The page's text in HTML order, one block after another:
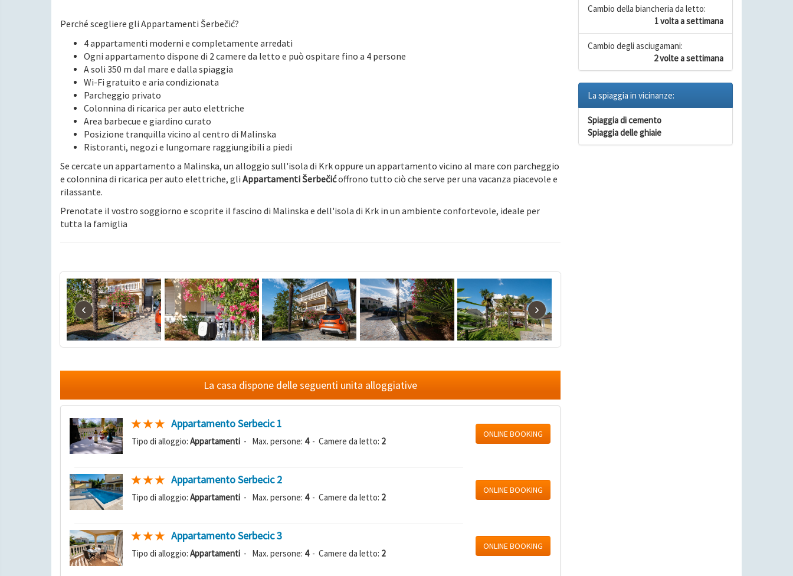
Perché scegliere gli Appartamenti Šerbečić?
4 appartamenti moderni e completamente arredati
Ogni appartamento dispone di 2 camere da letto e può ospitare fino a 4 persone
A soli 350 m dal mare e dalla spiaggia
Wi-Fi gratuito e aria condizionata
Parcheggio privato
Colonnina di ricarica per auto elettriche
Area barbecue e giardino curato
Posizione tranquilla vicino al centro di Malinska
Ristoranti, negozi e lungomare raggiungibili a piedi
Se cercate un appartamento a Malinska, un alloggio sull'isola di Krk oppure un appartamento vicino al mare con parcheggio
e colonnina di ricarica per auto elettriche, gli Appartamenti Šerbečićoffrono tutto ciò che serve per una vacanza piacevole e
rilassante.
Prenotate il vostro soggiorno e scoprite il fascino di Malinska e dell'isola di Krk in un ambiente confortevole, ideale per
tutta la famiglia
‹ ›
La casa dispone delle seguenti unita alloggiative
Appartamento Serbecic 1
Tipo di alloggio: Appartamenti - Max. persone: 4- Camere da letto: 2
ONLINE BOOKING
Appartamento Serbecic 2
Tipo di alloggio: Appartamenti - Max. persone: 4- Camere da letto: 2
ONLINE BOOKING
Appartamento Serbecic 3
Tipo di alloggio: Appartamenti - Max. persone: 4- Camere da letto: 2
ONLINE BOOKING
Cambio della biancheria da letto:
1 volta a settimana
Cambio degli asciugamani:
2 volte a settimana
La spiaggia in vicinanze:
Spiaggia di cemento
Spiaggia delle ghiaie